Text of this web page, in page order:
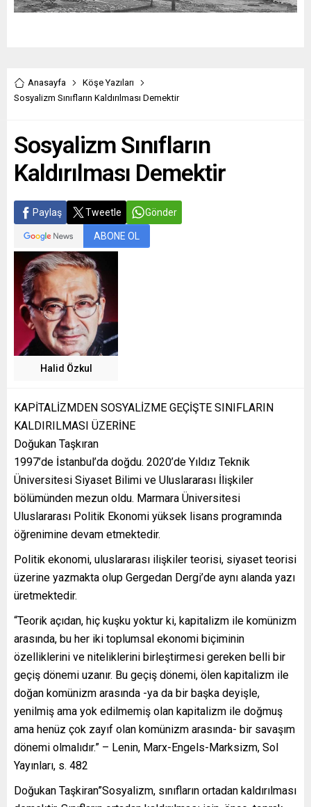
Anasayfa
Köşe Yazıları
Sosyalizm Sınıfların Kaldırılması Demektir
Sosyalizm Sınıfların
Kaldırılması Demektir
Paylaş Tweetle Gönder
ABONE OL
Halid Özkul
KAPİTALİZMDEN SOSYALİZME GEÇİŞTE SINIFLARIN
KALDIRILMASI ÜZERİNE
Doğukan Taşkıran
1997’de İstanbul’da doğdu. 2020’de Yıldız Teknik
Üniversitesi Siyaset Bilimi ve Uluslararası İlişkiler
bölümünden mezun oldu. Marmara Üniversitesi
Uluslararası Politik Ekonomi yüksek lisans programında
öğrenimine devam etmektedir.
Politik ekonomi, uluslararası ilişkiler teorisi, siyaset teorisi
üzerine yazmakta olup Gergedan Dergi’de aynı alanda yazı
üretmektedir.
“Teorik açıdan, hiç kuşku yoktur ki, kapitalizm ile komünizm
arasında, bu her iki toplumsal ekonomi biçiminin
özelliklerini ve niteliklerini birleştirmesi gereken belli bir
geçiş dönemi uzanır. Bu geçiş dönemi, ölen kapitalizm ile
doğan komünizm arasında -ya da bir başka deyişle,
yenilmiş ama yok edilmemiş olan kapitalizm ile doğmuş
ama henüz çok zayıf olan komünizm arasında- bir savaşım
dönemi olmalıdır.” – Lenin, Marx-Engels-Marksizm, Sol
Yayınları, s. 482
Doğukan Taşkiran”Sosyalizm, sınıfların ortadan kaldırılması